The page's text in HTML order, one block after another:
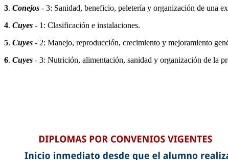
3. Conejos - 3: Sanidad, beneficio, peletería y organización de una
4. Cuyes - 1: Clasificación e instalaciones.
5. Cuyes - 2: Manejo, reproducción, crecimiento y mejoramiento
6. Cuyes - 3: Nutrición, alimentación, sanidad y organización de la